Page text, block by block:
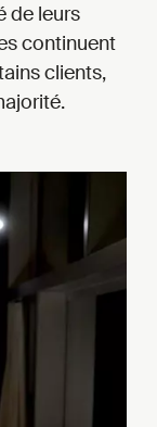
de leurs
continuent
clients,